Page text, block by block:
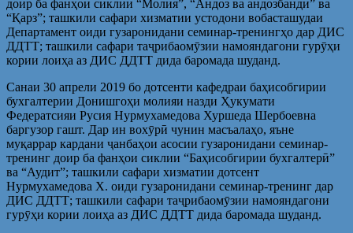
доир ба фанҳои сиклии “Молия”, “Андоз ва андозбандӣ” ва
“Қарз”; ташкили сафари хизматии устодони вобасташудаи
Департамент оиди гузаронидани семинар-тренингҳо дар ДИС
ДДТТ; ташкили сафари таҷрибаомӯзии намояндагони гурӯҳи
кории лоиҳа аз ДИС ДДТТ дида баромада шуданд.
Санаи 30 апрели 2019 бо дотсенти кафедраи баҳисобгирии
бухгалтерии Донишгоҳи молияи назди Ҳукумати
Федератсияи Русия Нурмухамедова Хуршеда Шербоевна
баргузор гашт. Дар ин вохӯрӣ чунин масъалаҳо, яъне
муқаррар кардани ҷанбаҳои асосии гузаронидани семинар-
тренинг доир ба фанҳои сиклии “Баҳисобгирии бухгалтерӣ”
ва “Аудит”; ташкили сафари хизматии дотсент
Нурмухамедова Х. оиди гузаронидани семинар-тренинг дар
ДИС ДДТТ; ташкили сафари таҷрибаомӯзии намояндагони
гурӯҳи кории лоиҳа аз ДИС ДДТТ дида баромада шуданд.